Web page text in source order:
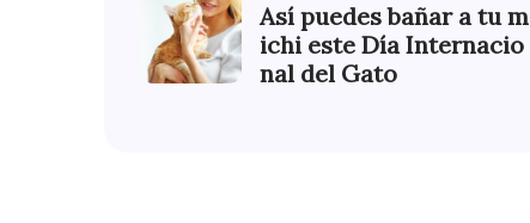
Así puedes bañar a tu m
ichi este Día Internacio
nal del Gato